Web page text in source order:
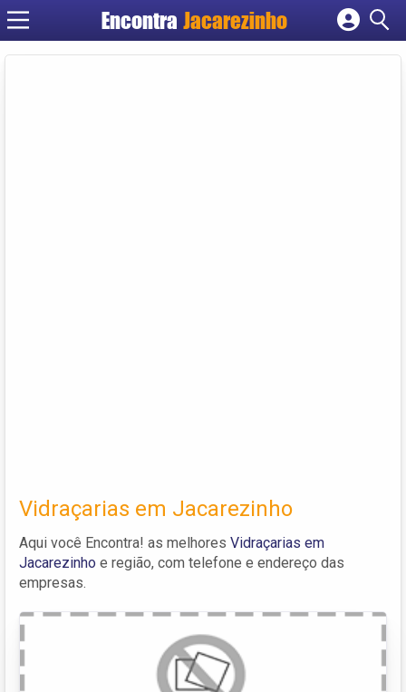
Encontra Jacarezinho
Cadastrar empresa
Vidraçarias em Jacarezinho
Aqui você Encontra! as melhores Vidraçarias em
Jacarezinho e região, com telefone e endereço das
empresas.